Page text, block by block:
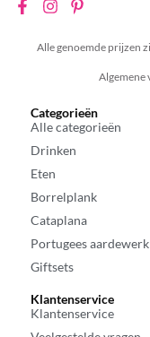
Alle genoemde prijzen
Algemene
Categorieën
Alle categorieën
Drinken
Eten
Borrelplank
Cataplana
Portugees aardewerk
Giftsets
Klantenservice
Klantenservice